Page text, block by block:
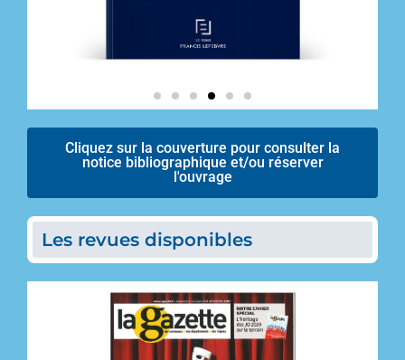
Cliquez sur la couverture pour consulter la
notice bibliographique et/ou réserver
l'ouvrage
Les revues disponibles